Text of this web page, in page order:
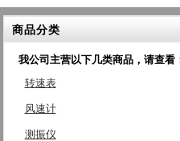
商品分类
我公司主营以下几类商品，请查看
转速表
风速计
测振仪